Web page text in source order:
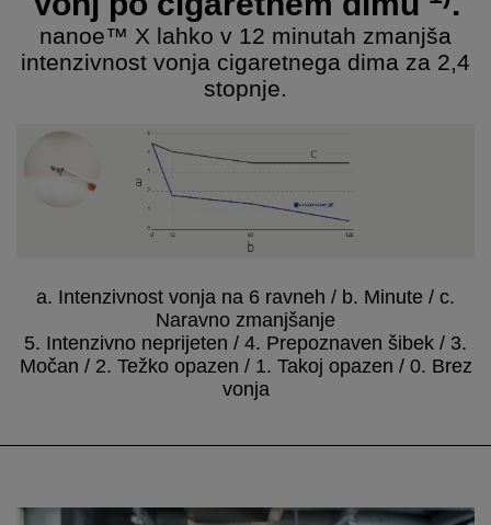
nanoe™ X lahko v 12 minutah zmanjša
intenzivnost vonja cigaretnega dima za 2,4
stopnje.
a. Intenzivnost vonja na 6 ravneh / b. Minute / c.
Naravno zmanjšanje
5. Intenzivno neprijeten / 4. Prepoznaven šibek / 3.
Močan / 2. Težko opazen / 1. Takoj opazen / 0. Brez
vonja